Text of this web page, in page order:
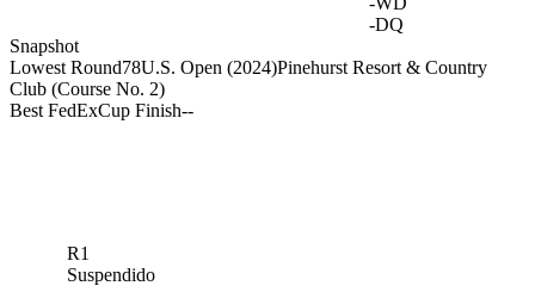
-DQ
Snapshot
Lowest Round78U.S. Open (2024)Pinehurst Resort & Country
Club (Course No. 2)
Best FedExCup Finish--
R1
Suspendido